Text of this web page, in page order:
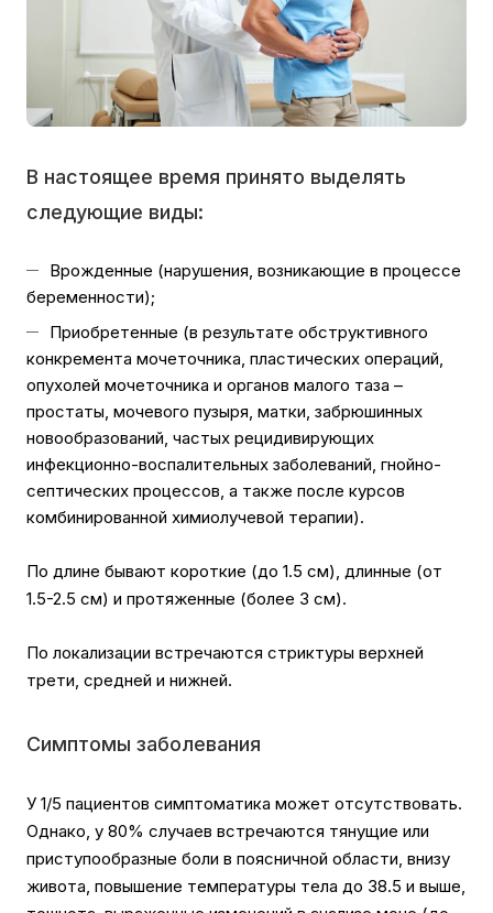
В настоящее время принято выделять
следующие виды:
Врожденные (нарушения, возникающие в процессе
беременности);
Приобретенные (в результате обструктивного
конкремента мочеточника, пластических операций,
опухолей мочеточника и органов малого таза –
простаты, мочевого пузыря, матки, забрюшинных
новообразований, частых рецидивирующих
инфекционно-воспалительных заболеваний, гнойно-
септических процессов, а также после курсов
комбинированной химиолучевой терапии).
По длине бывают короткие (до 1.5 см), длинные (от
1.5-2.5 см) и протяженные (более 3 см).
По локализации встречаются стриктуры верхней
трети, средней и нижней.
Симптомы заболевания
У 1/5 пациентов симптоматика может отсутствовать.
Однако, у 80% случаев встречаются тянущие или
приступообразные боли в поясничной области, внизу
живота, повышение температуры тела до 38.5 и выше,